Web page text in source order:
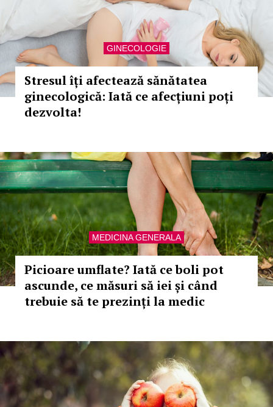
GINECOLOGIE
Stresul îți afectează sănătatea
ginecologică: Iată ce afecțiuni poți
dezvolta!
MEDICINA GENERALA
Picioare umflate? Iată ce boli pot
ascunde, ce măsuri să iei și când
trebuie să te prezinți la medic